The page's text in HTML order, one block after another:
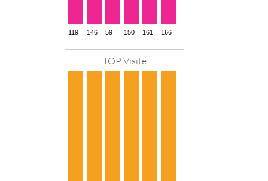
TOP Visite